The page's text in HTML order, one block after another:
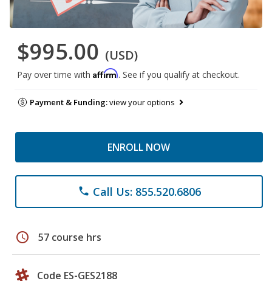
$995.00 (USD)
Pay over time with Affirm. See if you qualify at checkout.
Payment & Funding:view your options
ENROLL NOW
phone Call Us: 855.520.6806
schedule 57 course hrs
Code ES-GES2188